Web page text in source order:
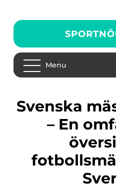
Menu
Svenska mästare fotboll
– En